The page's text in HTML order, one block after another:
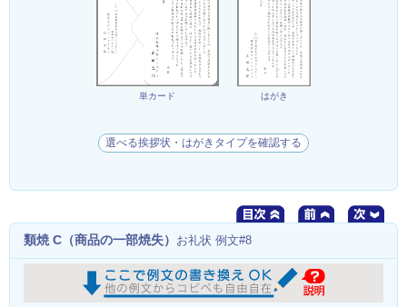
単カード はがき
選べる挨拶状・はがきタイプを確認する
類焼 C（商品の一部焼失） お礼状 例文#8